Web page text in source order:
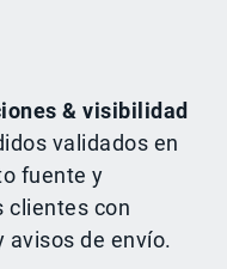
& visibilidad
validados en
fuente y
clientes con
avisos de envío.